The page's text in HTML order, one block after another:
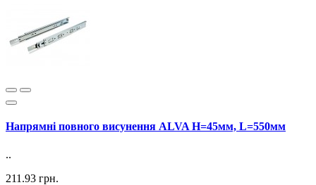
Напрямні повного висунення ALVA H=45мм, L=550мм
..
211.93 грн.